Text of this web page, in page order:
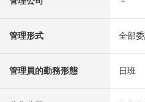
管理形式 全部
管理員的勤務形態 日班